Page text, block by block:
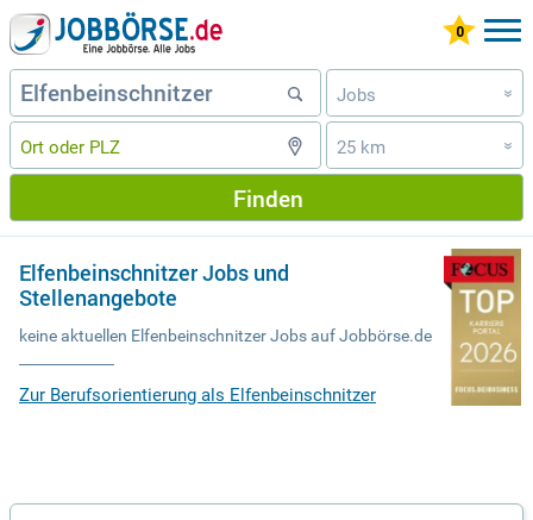
Jobs »
25 km »
Finden
Elfenbeinschnitzer Jobs und
Stellenangebote
keine aktuellen Elfenbeinschnitzer Jobs auf Jobbörse.de
Zur Berufsorientierung als Elfenbeinschnitzer